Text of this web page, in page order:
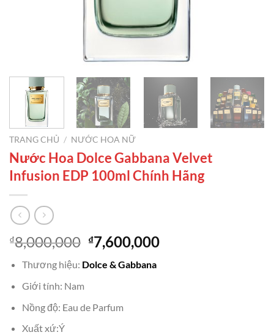
TRANG CHỦ / NƯỚC HOA NỮ
Nước Hoa Dolce Gabbana Velvet
Infusion EDP 100ml Chính Hãng
₫8,000,000 Giá
gốc
là:
₫7,600,000Giá
Thương hiệu: Dolce & Gabbana
Giới tính: Nam
Nồng độ: Eau de Parfum
Xuất xứ:Ý